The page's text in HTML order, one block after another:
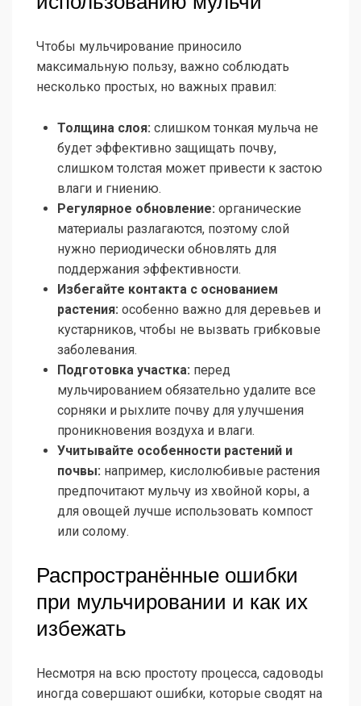
Чтобы мульчирование приносило
максимальную пользу, важно соблюдать
несколько простых, но важных правил:
Толщина слоя: слишком тонкая мульча не
будет эффективно защищать почву,
слишком толстая может привести к застою
влаги и гниению.
Регулярное обновление: органические
материалы разлагаются, поэтому слой
нужно периодически обновлять для
поддержания эффективности.
Избегайте контакта с основанием
растения: особенно важно для деревьев и
кустарников, чтобы не вызвать грибковые
заболевания.
Подготовка участка: перед
мульчированием обязательно удалите все
сорняки и рыхлите почву для улучшения
проникновения воздуха и влаги.
Учитывайте особенности растений и
почвы: например, кислолюбивые растения
предпочитают мульчу из хвойной коры, а
для овощей лучше использовать компост
или солому.
Распространённые ошибки
при мульчировании и как их
избежать
Несмотря на всю простоту процесса, садоводы
иногда совершают ошибки, которые сводят на